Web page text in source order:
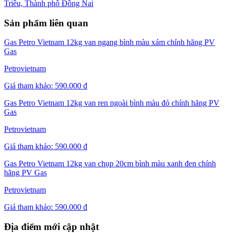
Triều, Thành phố Đồng Nai
Sản phẩm liên quan
Gas Petro Vietnam 12kg van ngang bình màu xám chính hãng PV
Gas
Petrovietnam
Giá tham khảo: 590.000 đ
Gas Petro Vietnam 12kg van ren ngoài bình màu đỏ chính hãng PV
Gas
Petrovietnam
Giá tham khảo: 590.000 đ
Gas Petro Vietnam 12kg van chụp 20cm bình màu xanh đen chính
hãng PV Gas
Petrovietnam
Giá tham khảo: 590.000 đ
Địa điểm mới cập nhật